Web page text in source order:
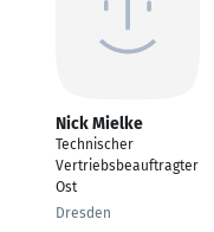
Nick Mielke
Technischer
Vertriebsbeauftragter
Ost
Dresden